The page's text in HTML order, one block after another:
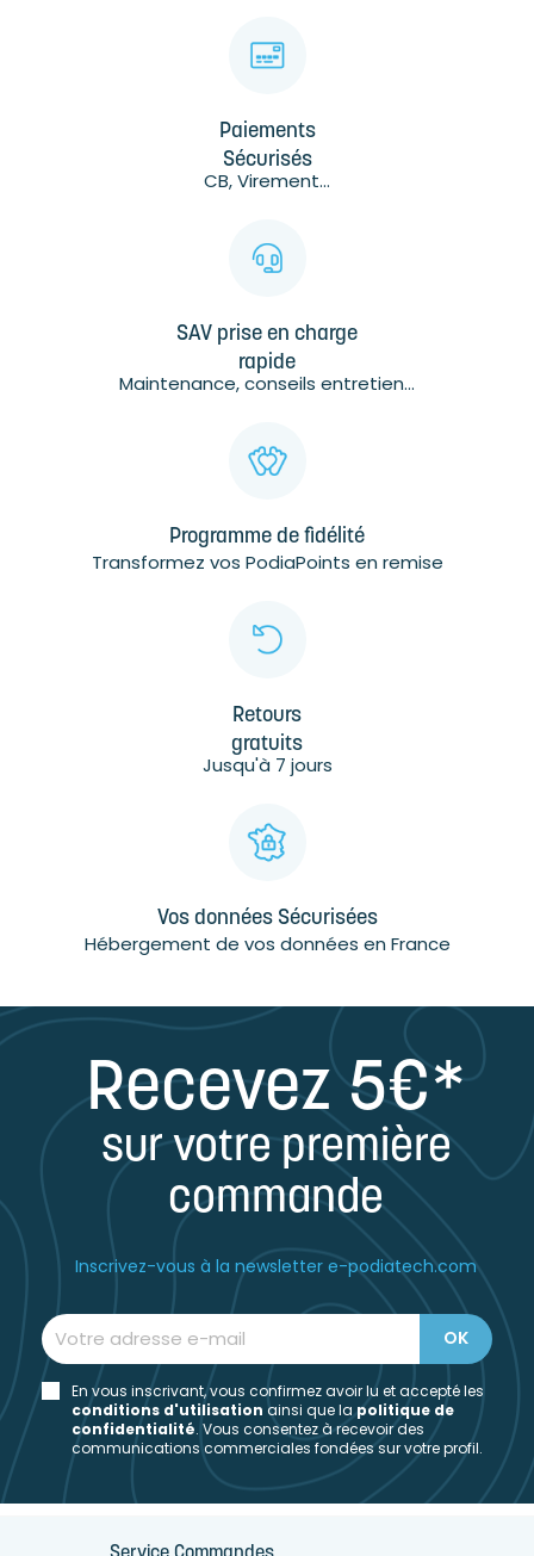
Paiements
Sécurisés
CB, Virement...
SAV prise en charge
rapide
Maintenance, conseils entretien...
Programme de fidélité
Transformez vos PodiaPoints en remise
Retours
gratuits
Jusqu'à 7 jours
Vos données Sécurisées
Hébergement de vos données en France
Recevez 5€*
sur votre première
commande
Inscrivez-vous à la newsletter e-podiatech.com
En vous inscrivant, vous confirmez avoir lu et accepté les
conditions d'utilisation ainsi que lapolitique de
confidentialité. Vous consentez à recevoir des
communications commerciales fondées sur votre profil.